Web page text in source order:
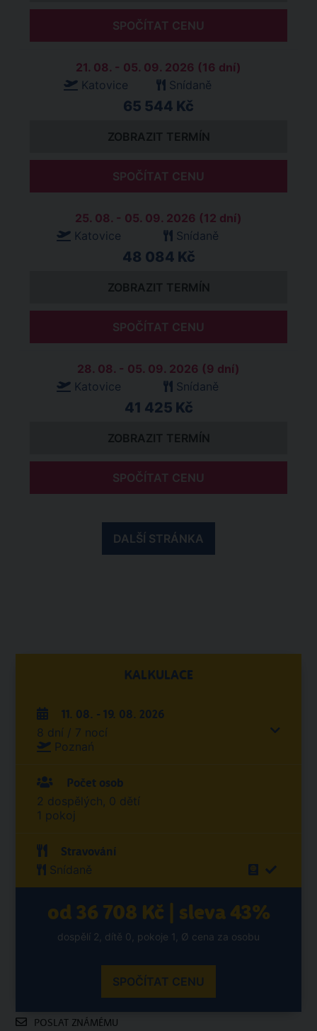
SPOČÍTAT CENU
21. 08. - 05. 09. 2026 (16 dní)
Katovice
Snídaně
65 544 Kč
ZOBRAZIT TERMÍN
SPOČÍTAT CENU
25. 08. - 05. 09. 2026 (12 dní)
Katovice
Snídaně
48 084 Kč
ZOBRAZIT TERMÍN
SPOČÍTAT CENU
28. 08. - 05. 09. 2026 (9 dní)
Katovice
Snídaně
41 425 Kč
ZOBRAZIT TERMÍN
SPOČÍTAT CENU
DALŠÍ STRÁNKA
KALKULACE
11. 08. - 19. 08. 2026
8 dní / 7 nocí
Poznań
Počet osob
2 dospělých, 0 dětí
1 pokoj
Stravování
Snídaně
od 36 708 Kč | sleva 43%
dospělí 2, dítě 0, pokoje 1, Ø cena za osobu
SPOČÍTAT CENU
POSLAT ZNÁMÉMU